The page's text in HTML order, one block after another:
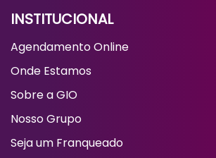
INSTITUCIONAL
Agendamento Online
Onde Estamos
Sobre a GIO
Nosso Grupo
Seja um Franqueado